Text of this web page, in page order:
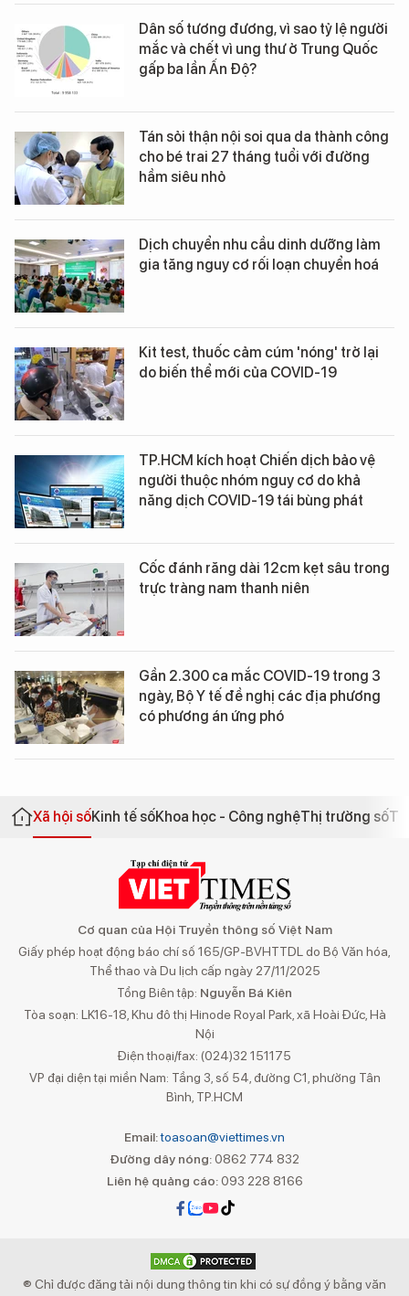
Dân số tương đương, vì sao tỷ lệ người
mắc và chết vì ung thư ở Trung Quốc
gấp ba lần Ấn Độ?
Tán sỏi thận nội soi qua da thành công
cho bé trai 27 tháng tuổi với đường
hầm siêu nhỏ
Dịch chuyển nhu cầu dinh dưỡng làm
gia tăng nguy cơ rối loạn chuyển hoá
Kit test, thuốc cảm cúm 'nóng' trở lại
do biến thể mới của COVID-19
TP.HCM kích hoạt Chiến dịch bảo vệ
người thuộc nhóm nguy cơ do khả
năng dịch COVID-19 tái bùng phát
Cốc đánh răng dài 12cm kẹt sâu trong
trực tràng nam thanh niên
Gần 2.300 ca mắc COVID-19 trong 3
ngày, Bộ Y tế đề nghị các địa phương
có phương án ứng phó
Xã hội sốKinh tế sốKhoa học - Công nghệThị trường số
Cơ quan của Hội Truyền thông số Việt Nam
Giấy phép hoạt động báo chí số 165/GP-BVHTTDL do Bộ Văn hóa,
Thể thao và Du lịch cấp ngày 27/11/2025
Tổng Biên tập: Nguyễn Bá Kiên
Tòa soạn: LK16-18, Khu đô thị Hinode Royal Park, xã Hoài Đức, Hà
Nội
Điện thoại/fax: (024)32 151175
VP đại diện tại miền Nam: Tầng 3, số 54, đường C1, phường Tân
Bình, TP.HCM
Email:toasoan@viettimes.vn
Đường dây nóng: 0862 774 832
Liên hệ quảng cáo:093 228 8166
® Chỉ được đăng tải nội dung thông tin khi có sự đồng ý bằng văn